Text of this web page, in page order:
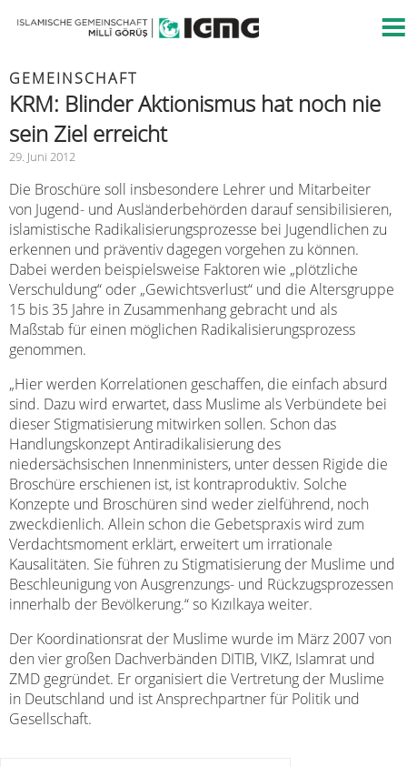
GEMEINSCHAFT
KRM: Blinder Aktionismus hat noch nie
sein Ziel erreicht
29. Juni 2012
Die Broschüre soll insbesondere Lehrer und Mitarbeiter
von Jugend- und Ausländerbehörden darauf sensibilisieren,
islamistische Radikalisierungsprozesse bei Jugendlichen zu
erkennen und präventiv dagegen vorgehen zu können.
Dabei werden beispielsweise Faktoren wie „plötzliche
Verschuldung“ oder „Gewichtsverlust“ und die Altersgruppe
15 bis 35 Jahre in Zusammenhang gebracht und als
Maßstab für einen möglichen Radikalisierungsprozess
genommen.
„Hier werden Korrelationen geschaffen, die einfach absurd
sind. Dazu wird erwartet, dass Muslime als Verbündete bei
dieser Stigmatisierung mitwirken sollen. Schon das
Handlungskonzept Antiradikalisierung des
niedersächsischen Innenministers, unter dessen Rigide die
Broschüre erschienen ist, ist kontraproduktiv. Solche
Konzepte und Broschüren sind weder zielführend, noch
zweckdienlich. Allein schon die Gebetspraxis wird zum
Verdachtsmoment erklärt, erweitert um irrationale
Kausalitäten. Sie führen zu Stigmatisierung der Muslime und
Beschleunigung von Ausgrenzungs- und Rückzugsprozessen
innerhalb der Bevölkerung.“ so Kızılkaya weiter.
Der Koordinationsrat der Muslime wurde im März 2007 von
den vier großen Dachverbänden DITIB, VIKZ, Islamrat und
ZMD gegründet. Er organisiert die Vertretung der Muslime
in Deutschland und ist Ansprechpartner für Politik und
Gesellschaft.